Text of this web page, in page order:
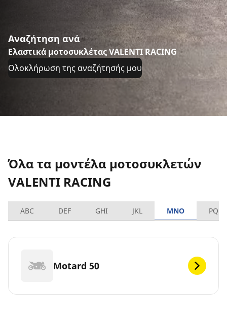
Αναζήτηση ανά
Ελαστικά μοτοσυκλέτας VALENTI RACING
Ολοκλήρωση της αναζήτησής μου
Όλα τα μοντέλα μοτοσυκλετών
VALENTI RACING
ABC DEF GHI JKL MNO PQRS
Motard 50